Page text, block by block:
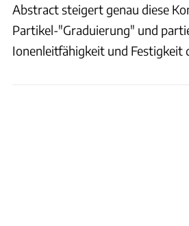
Abstract steigert genau diese
Partikel-"Graduierung" und
Ionenleitfähigkeit und Festigkeit